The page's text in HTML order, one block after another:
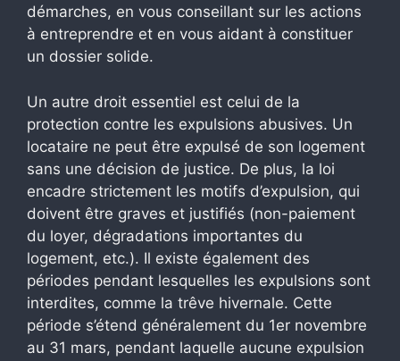
démarches, en vous conseillant sur les actions
à entreprendre et en vous aidant à constituer
un dossier solide.
Un autre droit essentiel est celui de la
protection contre les expulsions abusives. Un
locataire ne peut être expulsé de son logement
sans une décision de justice. De plus, la loi
encadre strictement les motifs d’expulsion, qui
doivent être graves et justifiés (non-paiement
du loyer, dégradations importantes du
logement, etc.). Il existe également des
périodes pendant lesquelles les expulsions sont
interdites, comme la trêve hivernale. Cette
période s’étend généralement du 1er novembre
au 31 mars, pendant laquelle aucune expulsion